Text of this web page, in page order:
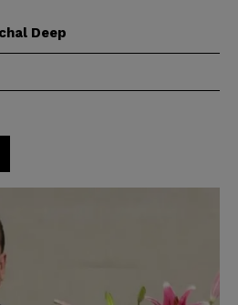
Deep